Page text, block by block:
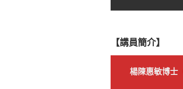
【講員簡介】
楊陳惠敏博士